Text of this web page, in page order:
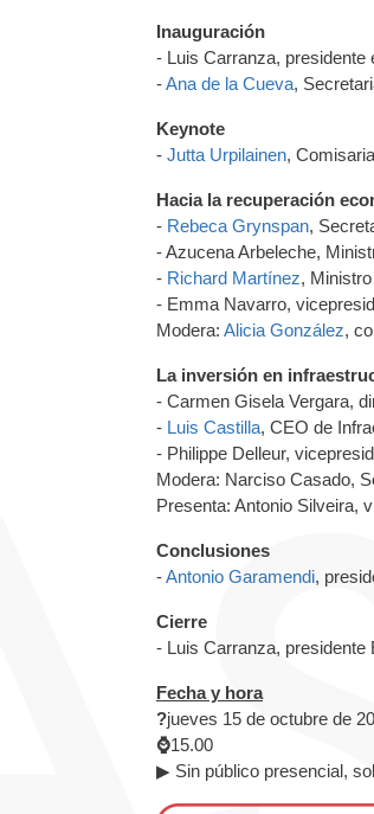
Inauguración
- Luis Carranza, presidente
-Ana de la Cueva,
Keynote
- Jutta Urpilainen,
Hacia la recuperación
- Rebeca Grynspan,
- Azucena Arbeleche,
- Richard Martínez,
- Emma Navarro,
Modera: Alicia González,
La inversión en
- Carmen Gisela Vergara,
- Luis Castilla, CEO de
- Philippe Delleur,
Modera: Narciso Casado,
Presenta: Antonio Silveira,
Conclusiones
-Antonio Garamendi,
Cierre
- Luis Carranza, presidente
Fecha y hora
?jueves 15 de octubre de
⌚15.00
▶ Sin público presencial,